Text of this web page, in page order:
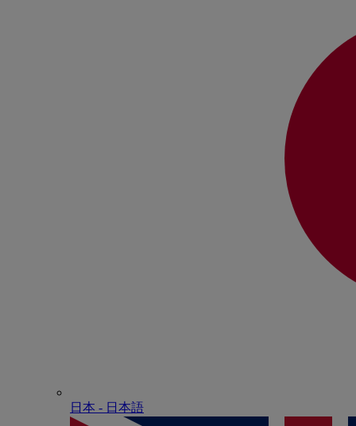
日本 - ⽇本語